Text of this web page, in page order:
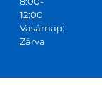
12:00
Vasárnap:
Zárva